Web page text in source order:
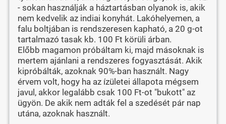
- sokan használják a háztartásban olyanok is, akik
nem kedvelik az indiai konyhát. Lakóhelyemen, a
falu boltjában is rendszeresen kapható, a 20 g-ot
tartalmazó tasak kb. 100 Ft körüli árban.
Előbb magamon próbáltam ki, majd másoknak is
mertem ajánlani a rendszeres fogyasztását. Akik
kipróbálták, azoknak 90%-ban használt. Nagy
érvem volt, hogy ha az ízületei állapota mégsem
javul, akkor legalább csak 100 Ft-ot "bukott" az
ügyön. De akik nem adták fel a szedését pár nap
utána, azoknak használt.